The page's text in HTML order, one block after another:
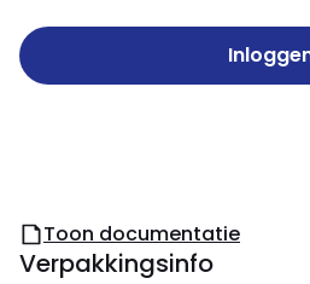
Toon documentatie
Verpakkingsinfo